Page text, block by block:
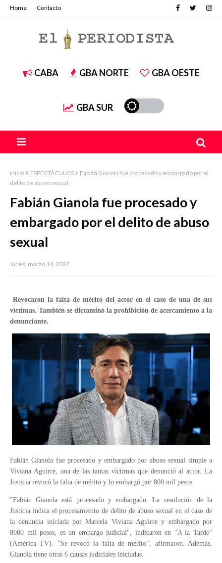
Home Contacto
CABA GBA NORTE GBA OESTE
GBA SUR
Inicio ESPECTÁCULOS
Fabián Gianola fue procesado y embargado por el
delito de abuso sexual
Fabián Gianola fue procesado y
embargado por el delito de abuso
sexual
lunes, marzo 14, 2022
Revocaron la falta de mérito del actor en el caso de una de sus
víctimas. También se dictaminó la prohibición de acercamiento a la
denunciante.
Fabián Gianola fue procesado y embargado por abuso sexual simple a
Viviana Aguirre, una de las tantas víctimas que denunció al actor. La
Justicia revocó la falta de mérito y lo embargó por 800 mil pesos.
"Fabián Gianola está procesado y embargado. La resolución de la
Justicia indica el procesamiento de delito de abuso sexual en el caso de
la denuncia iniciada por Marcela Viviana Aguirre y embargado por
8000 mil pesos, es un embargo judicial", indicaron en "A la Tarde"
(América TV). "Se revocó la falta de mérito", afirmaron. Además,
Gianola tiene otras 6 causas judiciales iniciadas.